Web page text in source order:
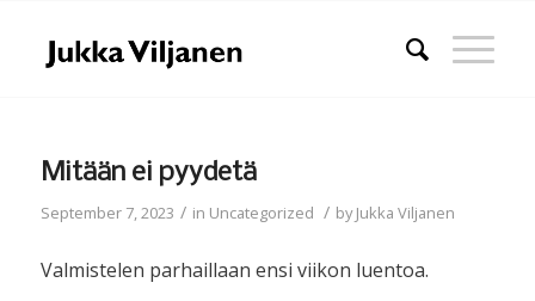
Mitään ei pyydetä
September 7, 2023 / in Uncategorized / byJukka Viljanen
Valmistelen parhaillaan ensi viikon luentoa.